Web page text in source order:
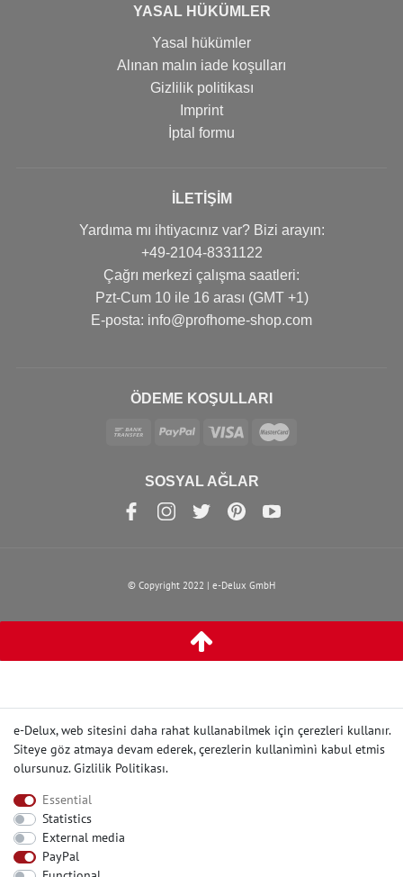
YASAL HÜKÜMLER
Yasal hükümler
Alınan malın iade koşulları
Gizlilik politikası
Imprint
İptal formu
İLETIŞIM
Yardıma mı ihtiyacınız var? Bizi arayın:
+49-2104-8331122
Çağrı merkezi çalışma saatleri:
Pzt-Cum 10 ile 16 arası (GMT +1)
Е-posta: info@profhome-shop.com
ÖDEME KOŞULLARI
SOSYAL AĞLAR
© Copyright 2022 | e-Delux GmbH
e-Delux, web sitesini daha rahat kullanabilmek için çerezleri kullanır.
Siteye göz atmaya devam ederek, çerezlerin kullanìmìnì kabul etmis
olursunuz.Gizlilik Politikası.
Essential
Statistics
External media
PayPal